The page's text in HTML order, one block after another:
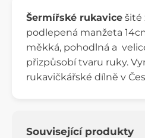
Šermířské rukavice šité
podlepená manžeta
měkká, pohodlná a
přizpůsobí tvaru ruky.
rukavičkářské dílně v
Související produkty